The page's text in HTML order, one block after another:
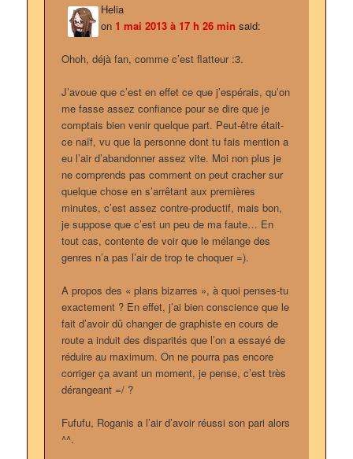
Helia
on 1 mai 2013 à 17 h 26 min said:
Ohoh, déjà fan, comme c’est flatteur :3.
J’avoue que c’est en effet ce que j’espérais, qu’on
me fasse assez confiance pour se dire que je
comptais bien venir quelque part. Peut-être était-
ce naïf, vu que la personne dont tu fais mention a
eu l’air d’abandonner assez vite. Moi non plus je
ne comprends pas comment on peut cracher sur
quelque chose en s’arrêtant aux premières
minutes, c’est assez contre-productif, mais bon,
je suppose que c’est un peu de ma faute… En
tout cas, contente de voir que le mélange des
genres n’a pas l’air de trop te choquer =).
A propos des « plans bizarres », à quoi penses-tu
exactement ? En effet, j’ai bien conscience que le
fait d’avoir dû changer de graphiste en cours de
route a induit des disparités que l’on a essayé de
réduire au maximum. On ne pourra pas encore
corriger ça avant un moment, je pense, c’est très
dérangeant =/ ?
Fufufu, Roganis a l’air d’avoir réussi son pari alors
^^.